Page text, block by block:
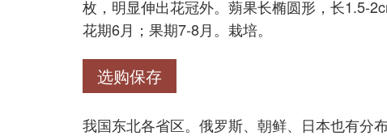
枚，明显伸出花冠外。蒴果长椭圆形，长1.5-
花期6月；果期7-8月。栽培。
选购保存
我国东北各省区。俄罗斯、朝鲜、日本也有分布